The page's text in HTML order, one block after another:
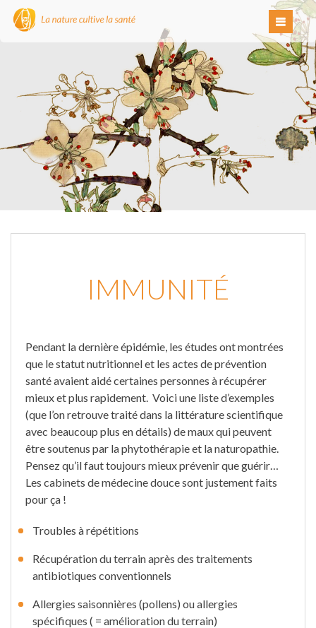
IMMUNITÉ
Pendant la dernière épidémie, les études ont montrées
que le statut nutritionnel et les actes de prévention
santé avaient aidé certaines personnes à récupérer
mieux et plus rapidement. Voici une liste d’exemples
(que l’on retrouve traité dans la littérature scientifique
avec beaucoup plus en détails) de maux qui peuvent
être soutenus par la phytothérapie et la naturopathie.
Pensez qu’il faut toujours mieux prévenir que guérir…
Les cabinets de médecine douce sont justement faits
pour ça !
Troubles à répétitions
Récupération du terrain après des traitements
antibiotiques conventionnels
Allergies saisonnières (pollens) ou allergies
spécifiques ( = amélioration du terrain)